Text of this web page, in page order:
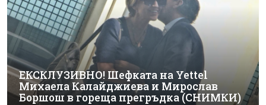
ЕКСКЛУЗИВНО! Шефката на Yettel
Михаела Калайджиева и Мирослав
Боршош в гореща прегръдка (СНИМКИ)